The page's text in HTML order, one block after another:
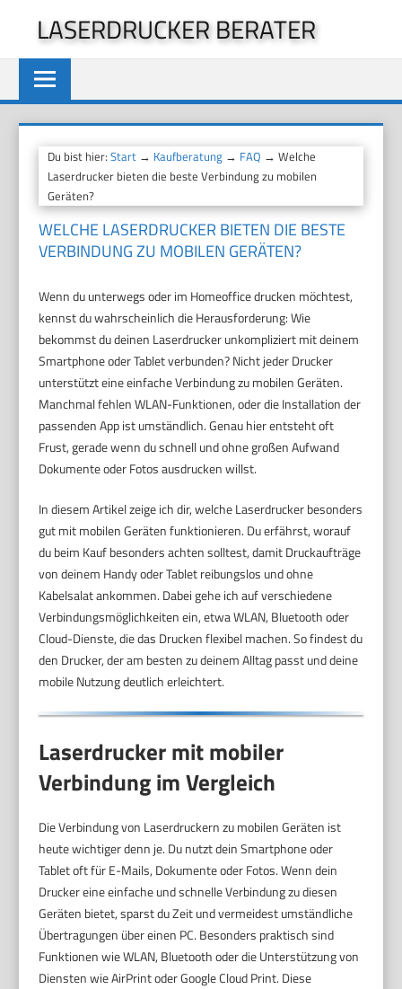
springen
LASERDRUCKER BERATER
Du bist hier:Start → Kaufberatung → FAQ → Welche
Laserdrucker bieten die beste Verbindung zu mobilen
Geräten?
WELCHE LASERDRUCKER BIETEN DIE BESTE
VERBINDUNG ZU MOBILEN GERÄTEN?
Wenn du unterwegs oder im Homeoffice drucken möchtest,
kennst du wahrscheinlich die Herausforderung: Wie
bekommst du deinen Laserdrucker unkompliziert mit deinem
Smartphone oder Tablet verbunden? Nicht jeder Drucker
unterstützt eine einfache Verbindung zu mobilen Geräten.
Manchmal fehlen WLAN-Funktionen, oder die Installation der
passenden App ist umständlich. Genau hier entsteht oft
Frust, gerade wenn du schnell und ohne großen Aufwand
Dokumente oder Fotos ausdrucken willst.
In diesem Artikel zeige ich dir, welche Laserdrucker besonders
gut mit mobilen Geräten funktionieren. Du erfährst, worauf
du beim Kauf besonders achten solltest, damit Druckaufträge
von deinem Handy oder Tablet reibungslos und ohne
Kabelsalat ankommen. Dabei gehe ich auf verschiedene
Verbindungsmöglichkeiten ein, etwa WLAN, Bluetooth oder
Cloud-Dienste, die das Drucken flexibel machen. So findest du
den Drucker, der am besten zu deinem Alltag passt und deine
mobile Nutzung deutlich erleichtert.
Laserdrucker mit mobiler
Verbindung im Vergleich
Die Verbindung von Laserdruckern zu mobilen Geräten ist
heute wichtiger denn je. Du nutzt dein Smartphone oder
Tablet oft für E-Mails, Dokumente oder Fotos. Wenn dein
Drucker eine einfache und schnelle Verbindung zu diesen
Geräten bietet, sparst du Zeit und vermeidest umständliche
Übertragungen über einen PC. Besonders praktisch sind
Funktionen wie WLAN, Bluetooth oder die Unterstützung von
Diensten wie AirPrint oder Google Cloud Print. Diese